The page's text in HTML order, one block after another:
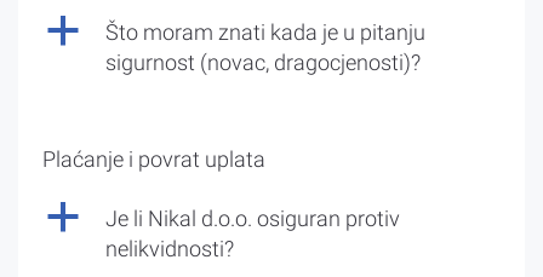
a
Što moram znati kada je u pitanju
sigurnost (novac, dragocjenosti)?
Plaćanje i povrat uplata
a
Je li Nikal d.o.o. osiguran protiv
nelikvidnosti?